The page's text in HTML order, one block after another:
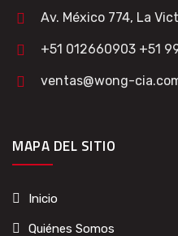
Av. México 774, La
+51 012660903 +51
ventas@wong-
MAPA DEL SITIO
Inicio
Quiénes Somos